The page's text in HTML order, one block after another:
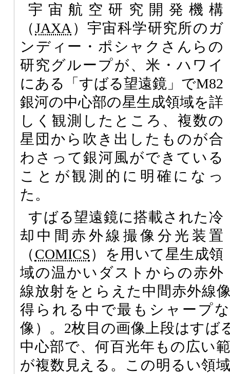
宇宙航空研究開発機構
（JAXA ）宇宙科学研究所のガ
ンディー・ポシャクさんらの
研究グループが、米・ハワイ
にある「すばる望遠鏡」でM82
銀河の中心部の星生成領域を詳
しく観測したところ、複数の
星団から吹き出したものが合
わさって銀河風ができている
ことが観測的に明確になっ
た。
すばる望遠鏡に搭載された冷
却中間赤外線撮像分光装置
（COMICS）を用いて星生成領
域の温かいダストからの赤外
線放射をとらえた中間赤外線
得られる中で最もシャープ
像）。2枚目の画像上段はすば
中心部で、何百光年もの広い
が複数見える。この明るい領